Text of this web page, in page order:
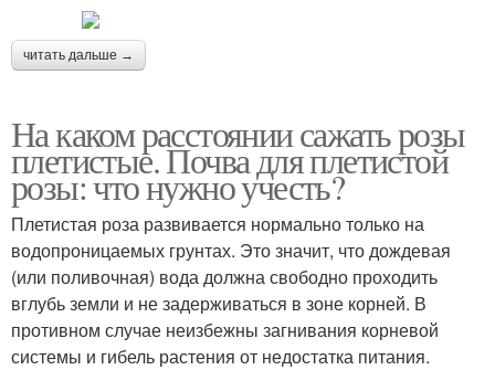
читать дальше →
На каком расстоянии сажать розы
плетистые. Почва для плетистой
розы: что нужно учесть?
Плетистая роза развивается нормально только на
водопроницаемых грунтах. Это значит, что дождевая
(или поливочная) вода должна свободно проходить
вглубь земли и не задерживаться в зоне корней. В
противном случае неизбежны загнивания корневой
системы и гибель растения от недостатка питания.